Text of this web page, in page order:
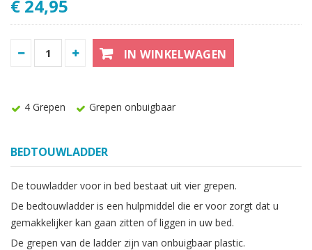
€ 24,95
IN WINKELWAGEN
4 Grepen Grepen onbuigbaar
BEDTOUWLADDER
De touwladder voor in bed bestaat uit vier grepen.
De bedtouwladder is een hulpmiddel die er voor zorgt dat u
gemakkelijker kan gaan zitten of liggen in uw bed.
De grepen van de ladder zijn van onbuigbaar plastic.